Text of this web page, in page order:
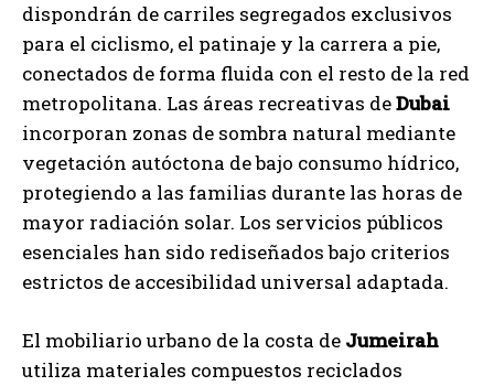
dispondrán de carriles segregados exclusivos
para el ciclismo, el patinaje y la carrera a pie,
conectados de forma fluida con el resto de la red
metropolitana. Las áreas recreativas deDubai
incorporan zonas de sombra natural mediante
vegetación autóctona de bajo consumo hídrico,
protegiendo a las familias durante las horas de
mayor radiación solar. Los servicios públicos
esenciales han sido rediseñados bajo criterios
estrictos de accesibilidad universal adaptada.
El mobiliario urbano de la costa de Jumeirah
utiliza materiales compuestos reciclados